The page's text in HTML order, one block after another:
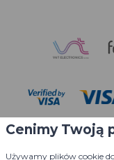
Cenimy Twoją
Używamy plików cookie